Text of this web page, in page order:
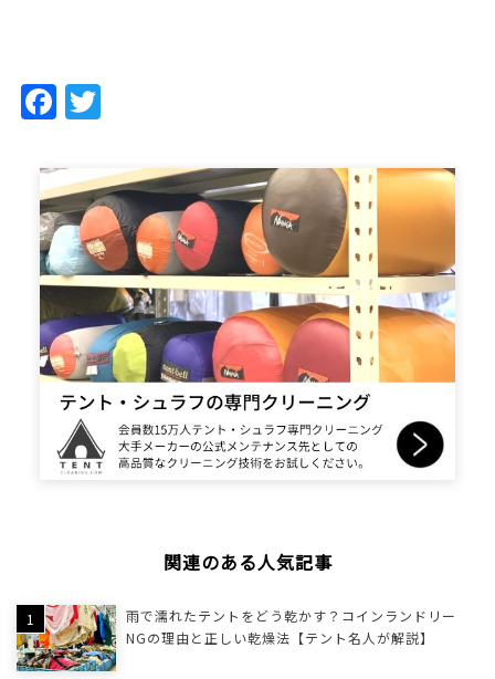
Facebook
関連のある人気記事
雨で濡れたテントをどう乾かす？コインランドリー
NGの理由と正しい乾燥法【テント名人が解説】